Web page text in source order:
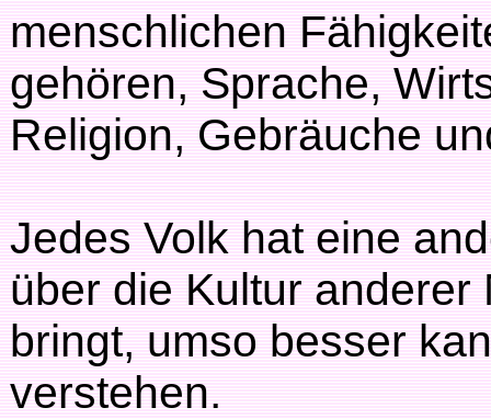
menschlichen
gehören, Sprache,
Religion, Gebräuche
Jedes Volk hat eine
über die Kultur
bringt, umso besser
verstehen.